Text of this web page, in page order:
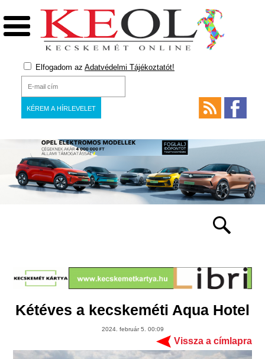
Elfogadom az Adatvédelmi Tájékoztatót!
Kétéves a kecskeméti Aqua Hotel
2024. február 5. 00:09
Vissza a címlapra